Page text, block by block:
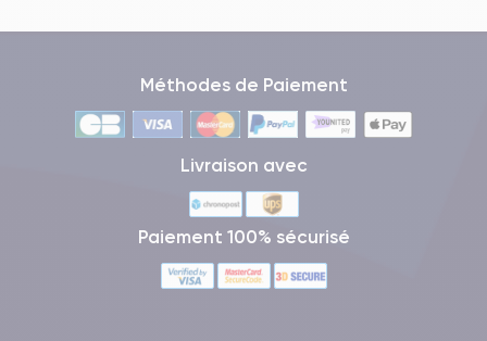
Méthodes de Paiement
Livraison avec
Paiement 100% sécurisé